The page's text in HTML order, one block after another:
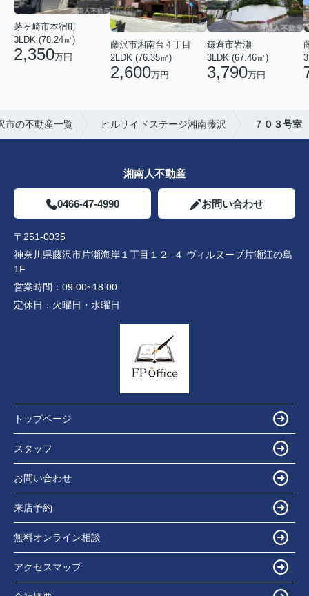
茅ヶ崎市本宿町
3LDK (78.24㎡)
2,350万円
藤沢市湘南台４丁目
2LDK (76.35㎡)
2,600万円
鎌倉市岩瀬
3LDK (67.46㎡)
3,790万円
市の不動産一覧 ヒルサイドステージ湘南藤沢 ７０３号室
湘南人不動産
0466-47-4990 お問い合わせ
〒251-0035
神奈川県藤沢市片瀬海岸１丁目１２−４ ヴィルヌーブ片瀬江の島
1F
営業時間： 09:00~18:00
定休日： 火曜日・水曜日
トップページ
スタッフ
お問い合わせ
来店予約
無料オンライン相談
アクセスマップ